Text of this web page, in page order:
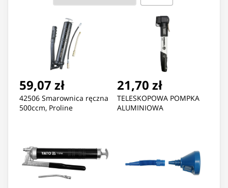
59,07 zł
42506 Smarownica ręczna
500ccm, Proline
21,70 zł
TELESKOPOWA POMPKA
ALUMINIOWA